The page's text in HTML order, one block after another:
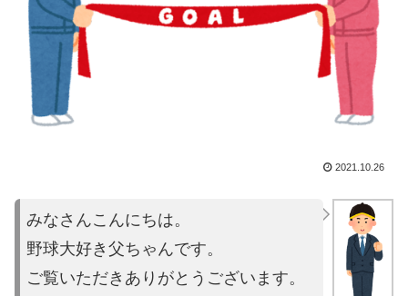
2021.10.26
みなさんこんにちは。
野球大好き父ちゃんです。
ご覧いただきありがとうございます。